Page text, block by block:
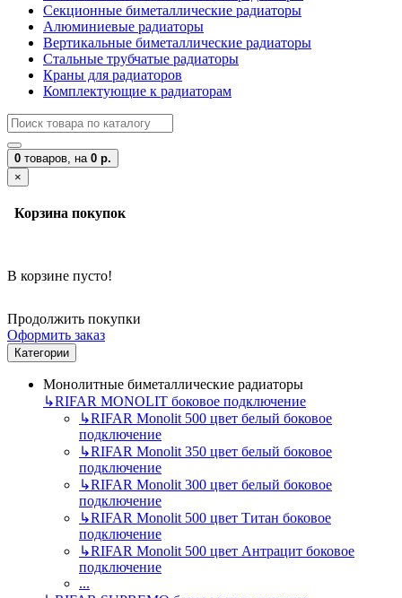
Секционные биметаллические радиаторы
Алюминиевые радиаторы
Вертикальные биметаллические радиаторы
Стальные трубчатые радиаторы
Краны для радиаторов
Комплектующие к радиаторам
0 товаров, на 0 р.
×
Корзина покупок
В корзине пусто!
Продолжить покупки
Оформить заказ
Категории
Монолитные биметаллические радиаторы
↳RIFAR MONOLIT боковое подключение
↳RIFAR Monolit 500 цвет белый боковое
подключение
↳RIFAR Monolit 350 цвет белый боковое
подключение
↳RIFAR Monolit 300 цвет белый боковое
подключение
↳RIFAR Monolit 500 цвет Титан боковое
подключение
↳RIFAR Monolit 500 цвет Антрацит боковое
подключение
...